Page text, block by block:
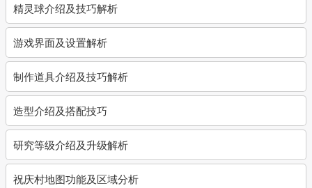
精灵球介绍及技巧解析
游戏界面及设置解析
制作道具介绍及技巧解析
造型介绍及搭配技巧
研究等级介绍及升级解析
祝庆村地图功能及区域分析